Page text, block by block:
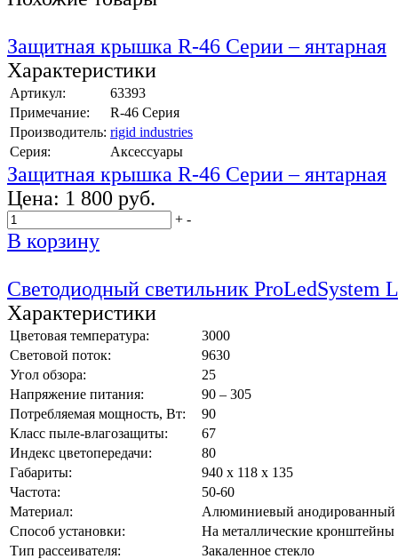
Защитная крышка R-46 Серии – янтарная
Характеристики
Артикул:
63393
Примечание:
R-46 Серия
Производитель: rigid industries
Серия:
Аксессуары
Защитная крышка R-46 Серии – янтарная
Цена: 1 800 руб.
+ -
В корзину
Светодиодный светильник ProLedSystem
Характеристики
Цветовая температура:
3000
Световой поток:
9630
Угол обзора:
25
Напряжение питания:
90 – 305
Потребляемая мощность, Вт:
90
Класс пыле-влагозащиты:
67
Индекс цветопередачи:
80
Габариты:
940 х 118 х 135
Частота:
50-60
Материал:
Алюминиевый анодированный
Способ установки:
На металлические
Тип рассеивателя:
Закаленное стекло